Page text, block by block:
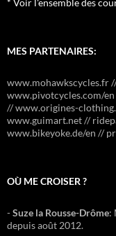
* Voir l'ensemble des
MES PARTENAIRES:
www.mohawkscycles.fr
www.pivotcycles.com/
// www.origines-
www.guimart.net //
www.bikeyoke.de/en //
OÙ ME CROISER ?
-Suze la Rousse-Drôme:
depuis août 2012.